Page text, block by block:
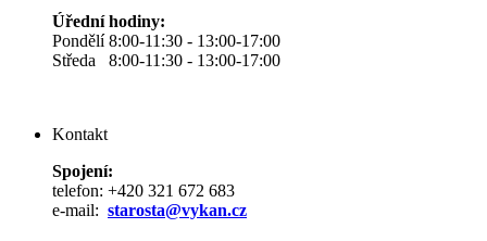
Úřední hodiny:
Pondělí 8:00-11:30 - 13:00-17:00
Středa 8:00-11:30 - 13:00-17:00
Kontakt
Spojení:
telefon: +420 321 672 683
e-mail: starosta@vykan.cz